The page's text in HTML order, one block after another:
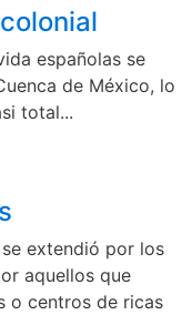
españolas se
de México, lo
total...
extendió por los
aquellos que
o centros de ricas